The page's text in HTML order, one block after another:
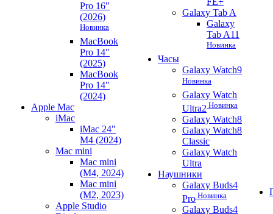
Pro 16"
(2026)
Новинка
MacBook
Pro 14"
(2025)
MacBook
Pro 14"
(2024)
Apple Mac
iMac
iMac 24"
M4 (2024)
Mac mini
Mac mini
(M4, 2024)
Mac mini
(M2, 2023)
Apple Studio
Galaxy Tab A
Galaxy
Tab A11
Новинка
Часы
Galaxy Watch9
Новинка
Galaxy Watch
Ultra2 Новинка
Galaxy Watch8
Galaxy Watch8
Classic
Galaxy Watch
Ultra
Наушники
Galaxy Buds4
Pro Новинка
Galaxy Buds4